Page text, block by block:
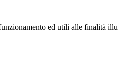
ed utili alle finalità